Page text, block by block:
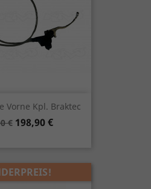
Vorne Kpl. Braktec
€ Preis
198,90 €